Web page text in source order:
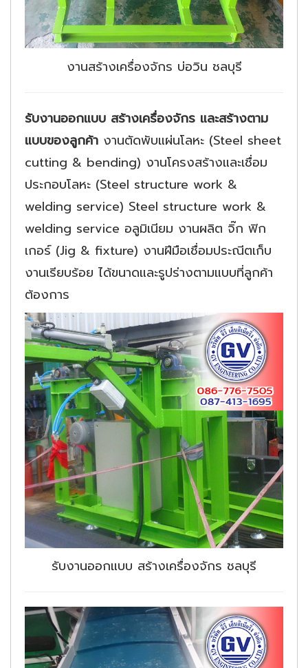
งานสร้างเครื่องจักร บ่อวิน ชลบุรี
รับงานออกแบบ สร้างเครื่องจักร และสร้างตาม
แบบของลูกค้า งานตัดพับแผ่นโลหะ (Steel sheet
cutting & bending) งานโครงสร้างและเชื่อม
ประกอบโลหะ (Steel structure work &
welding service) Steel structure work &
welding service อลูมิเนียม งานผลิต จิ๊ก ฟิก
เกอร์ (Jig & fixture) งานฝีมือเชื่อมประณีตเก็บ
งานเรียบร้อย ได้ขนาดและรูปร่างตามแบบที่ลูกค้า
ต้องการ
รับงานออกแบบ สร้างเครื่องจักร ชลบุรี